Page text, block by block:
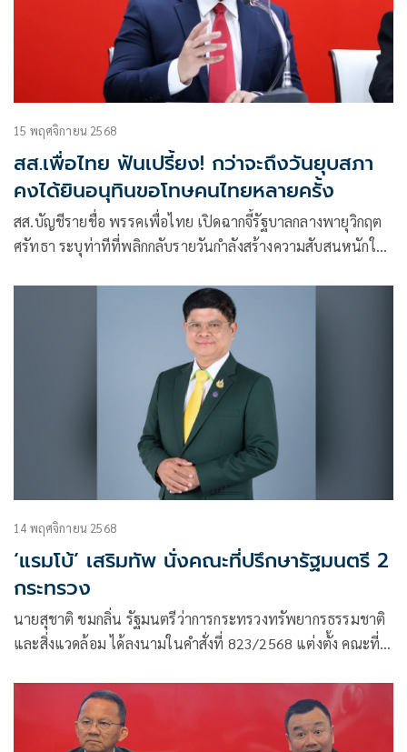
15 พฤศจิกายน 2568
สส.เพื่อไทย ฟันเปรี้ยง! กว่าจะถึงวันยุบสภา
คงได้ยินอนุทินขอโทษคนไทยหลายครั้ง
สส.บัญชีรายชื่อ พรรคเพื่อไทย เปิดฉากจี้รัฐบาลกลางพายุวิกฤต
ศรัทธา ระบุท่าทีที่พลิกกลับรายวันกำลังสร้างความสับสนหนักให้
14 พฤศจิกายน 2568
‘แรมโบ้’ เสริมทัพ นั่งคณะที่ปรึกษารัฐมนตรี 2
กระทรวง
นายสุชาติ ชมกลิ่น รัฐมนตรีว่าการกระทรวงทรัพยากรธรรมชาติ
และสิ่งแวดล้อม ได้ลงนามในคำสั่งที่ 823/2568 แต่งตั้ง คณะที่